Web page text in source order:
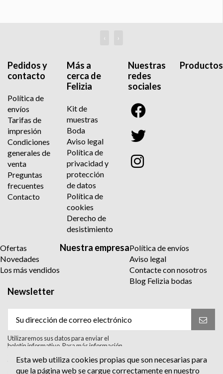
‹ ›
Pedidos y
contacto
Política de
envíos
Tarifas de
impresión
Condiciones
generales de
venta
Preguntas
frecuentes
Contacto
Más a
cerca de
Felizia
Kit de
muestras
Boda
Aviso legal
Política de
privacidad y
protección
de datos
Política de
cookies
Derecho de
desistimiento
Nuestras
redes
sociales
Productos
Ofertas
Novedades
Los más vendidos
Nuestra empresaPolítica de envíos
Aviso legal
Contacte con nosotros
Blog Felizia bodas
Newsletter
Utilizaremos sus datos para enviar el
boletín informativo. Para más información
consulte la política de privacidad.
Esta web utiliza cookies propias que son necesarias para
que la página web se cargue correctamente en nuestro